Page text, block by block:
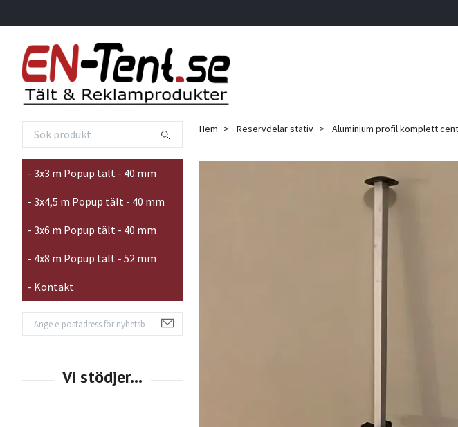
- 3x3 m Popup tält - 40 mm
- 3x4,5 m Popup tält - 40 mm
- 3x6 m Popup tält - 40 mm
- 4x8 m Popup tält - 52 mm
- Kontakt
Hem Reservdelar stativ Aluminium profil komplett